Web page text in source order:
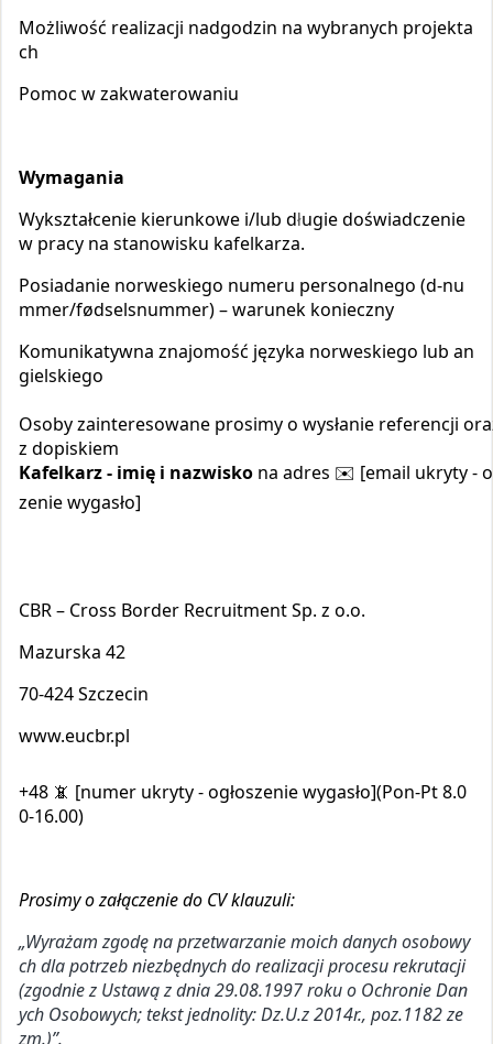
Możliwość realizacji nadgodzin na wybranych projekta
ch
Pomoc w zakwaterowaniu
Wymagania
Wykształcenie kierunkowe i/lub długie doświadczenie
w pracy na stanowisku kafelkarza.
Posiadanie norweskiego numeru personalnego (d-nu
mmer/fødselsnummer) – warunek konieczny
Komunikatywna znajomość języka norweskiego lub an
gielskiego
Osoby zainteresowane prosimy o wysłanie referencji
z dopiskiem
Kafelkarz - imię i nazwisko na adres ✉️ [email ukryty -
zenie wygasło]
CBR – Cross Border Recruitment Sp. z o.o.
Mazurska 42
70-424 Szczecin
www.eucbr.pl
+48 📵 [numer ukryty - ogłoszenie wygasło](Pon-Pt 8.0
0-16.00)
Prosimy o załączenie do CV klauzuli:
„Wyrażam zgodę na przetwarzanie moich danych osobowy
ch dla potrzeb niezbędnych do realizacji procesu rekrutacji
(zgodnie z Ustawą z dnia 29.08.1997 roku o Ochronie Dan
ych Osobowych; tekst jednolity: Dz.U.z 2014r., poz.1182 ze
zm.)”.